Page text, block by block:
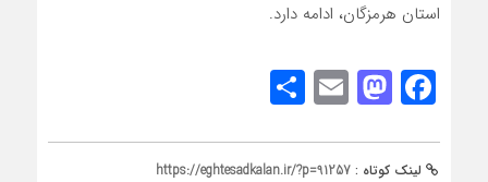
استان هرمزگان، ادامه دارد.
Facebook
Mastodon
Email
لینک کوتاه : https://eghtesadkalan.ir/?p=91257